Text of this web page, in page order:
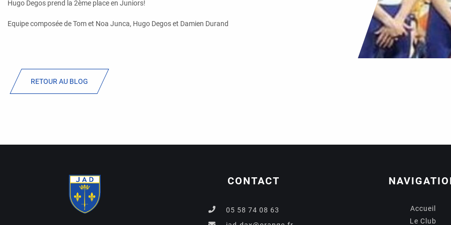
Hugo Degos prend la 2ème place en Juniors!
Equipe composée de Tom et Noa Junca, Hugo Degos et Damien Durand
RETOUR AU BLOG
CONTACT
05 58 74 08 63
Accueil
Le Club